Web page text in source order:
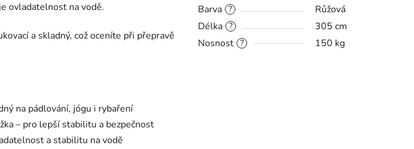
ovladatelnost na vodě.
a skladný, což oceníte při přepravě
na pádlování, jógu i rybaření
– pro lepší stabilitu a bezpečnost
a stabilitu na vodě
?
Barva Růžová
?
Délka 305 cm
?
Nosnost 150 kg